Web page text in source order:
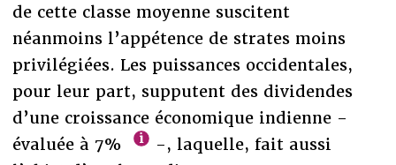
de cette classe moyenne suscitent
néanmoins l’appétence de strates moins
privilégiées. Les puissances occidentales,
pour leur part, supputent des dividendes
d’une croissance économique indienne -
évaluée à 7%
-, laquelle, fait aussi